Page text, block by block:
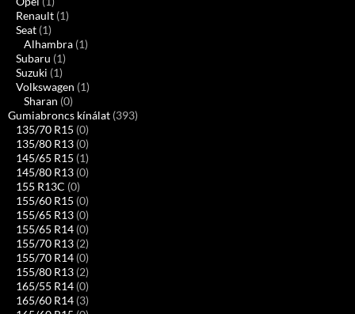
Renault (1)
Seat (1)
Alhambra (1)
Subaru (1)
Suzuki (1)
Volkswagen (1)
Sharan (0)
Gumiabroncs kínálat (393)
135/70 R15 (0)
135/80 R13 (0)
145/65 R15 (1)
145/80 R13 (0)
155 R13C (0)
155/60 R15 (0)
155/65 R13 (0)
155/65 R14 (0)
155/70 R13 (2)
155/70 R14 (0)
155/80 R13 (2)
165/55 R14 (0)
165/60 R14 (3)